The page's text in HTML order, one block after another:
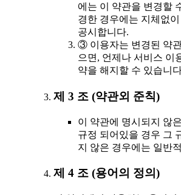
에는 이 약관을 변경할
경한 경우에는 지체없
공시합니다.
③ 이용자는 변경된 약
으면, 언제나 서비스 이
약을 해지할 수 있습니
제 3 조 (약관외 준칙)
이 약관에 명시되지 않
규정 되어있을 경우 그
지 않은 경우에는 일반
제 4 조 (용어의 정의)